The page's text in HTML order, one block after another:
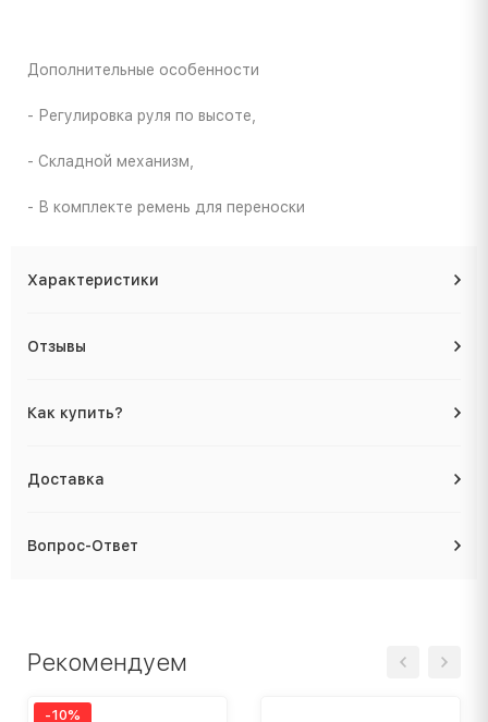
Дополнительные особенности
- Регулировка руля по высоте,
- Складной механизм,
- В комплекте ремень для переноски
Характеристики
Отзывы
Как купить?
Доставка
Вопрос-Ответ
Рекомендуем
-10%